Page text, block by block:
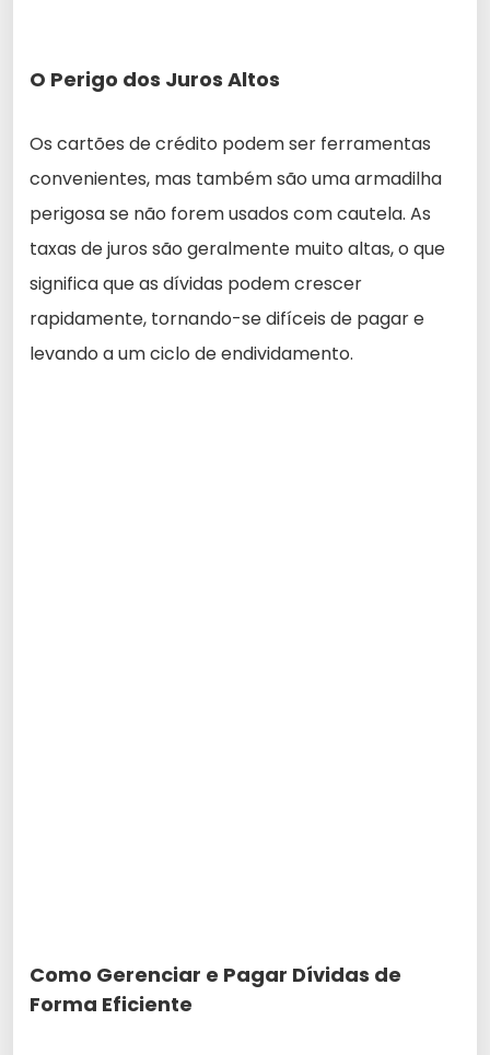
O Perigo dos Juros Altos
Os cartões de crédito podem ser ferramentas
convenientes, mas também são uma armadilha
perigosa se não forem usados com cautela. As
taxas de juros são geralmente muito altas, o que
significa que as dívidas podem crescer
rapidamente, tornando-se difíceis de pagar e
levando a um ciclo de endividamento.
Como Gerenciar e Pagar Dívidas de
Forma Eficiente